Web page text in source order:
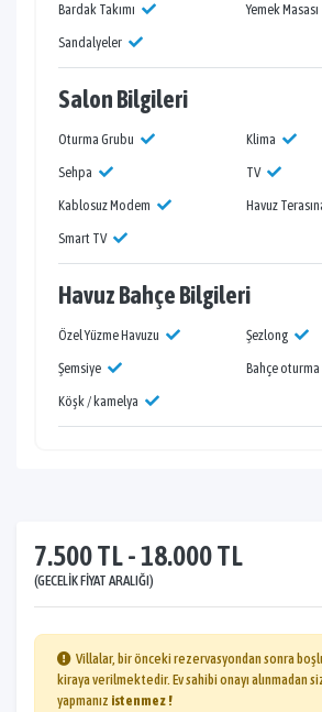
Bardak Takımı
Yemek Masası
Sandalyeler
Salon Bilgileri
Oturma Grubu
Klima
Sehpa
TV
Kablosuz Modem
Havuz
Smart TV
Havuz Bahçe Bilgileri
Özel Yüzme Havuzu
Şezlong
Şemsiye
Bahçe
Köşk / kamelya
7.500 TL - 18.000 TL
(GECELIK FIYAT ARALIĞI)
Villalar, bir önceki rezervasyondan sonra
kiraya verilmektedir. Ev sahibi onayı alınmadan
yapmanız istenmez !